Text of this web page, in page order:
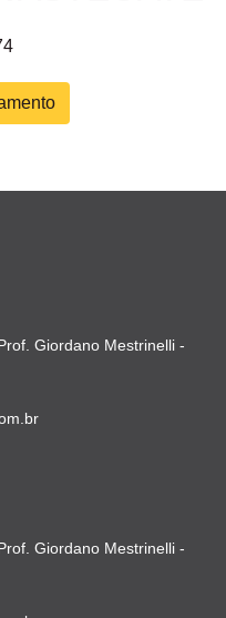
Giordano Mestrinelli -
Giordano Mestrinelli -